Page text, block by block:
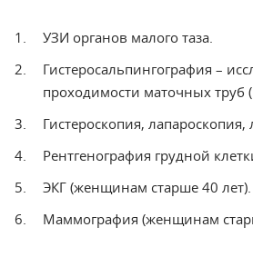
УЗИ органов малого таза.
Гистеросальпингография –
проходимости маточных труб
Гистероскопия, лапароскопия,
Рентгенография грудной
ЭКГ (женщинам старше 40 лет).
Маммография (женщинам